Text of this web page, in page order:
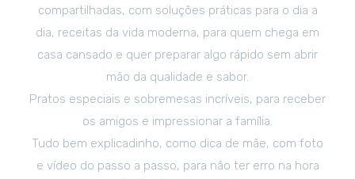
compartilhadas, com soluções práticas para o dia a
dia, receitas da vida moderna, para quem chega em
casa cansado e quer preparar algo rápido sem abrir
mão da qualidade e sabor.
Pratos especiais e sobremesas incríveis, para receber
os amigos e impressionar a família.
Tudo bem explicadinho, como dica de mãe, com foto
e vídeo do passo a passo, para não ter erro na hora